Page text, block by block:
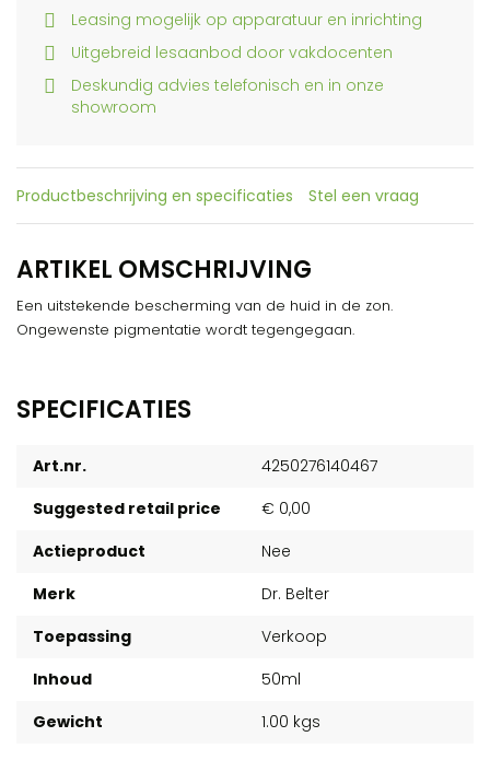
Leasing mogelijk op apparatuur en inrichting
Uitgebreid lesaanbod door vakdocenten
Deskundig advies telefonisch en in onze
showroom
Productbeschrijving en specificaties Stel een vraag
ARTIKEL OMSCHRIJVING
Een uitstekende bescherming van de huid in de zon.
Ongewenste pigmentatie wordt tegengegaan.
SPECIFICATIES
Art.nr.
4250276140467
Suggested retail price
€ 0,00
Actieproduct
Nee
Merk
Dr. Belter
Toepassing
Verkoop
Inhoud
50ml
Gewicht
1.00 kgs